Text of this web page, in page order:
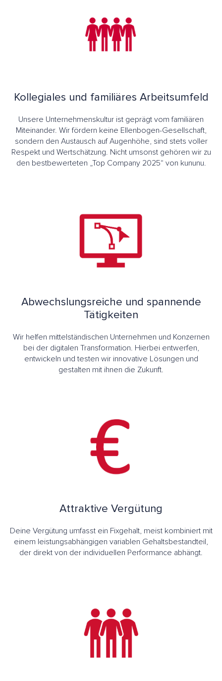
Kollegiales und familiäres Arbeitsumfeld
Unsere Unternehmenskultur ist geprägt vom familiären
Miteinander. Wir fördern keine Ellenbogen-Gesellschaft,
sondern den Austausch auf Augenhöhe, sind stets voller
Respekt und Wertschätzung. Nicht umsonst gehören wir zu
den bestbewerteten „Top Company 2025“ von kununu.
Abwechslungsreiche und spannende
Tätigkeiten
Wir helfen mittelständischen Unternehmen und Konzernen
bei der digitalen Transformation. Hierbei entwerfen,
entwickeln und testen wir innovative Lösungen und
gestalten mit ihnen die Zukunft.
Attraktive Vergütung
Deine Vergütung umfasst ein Fixgehalt, meist kombiniert mit
einem leistungsabhängigen variablen Gehaltsbestandteil,
der direkt von der individuellen Performance abhängt.